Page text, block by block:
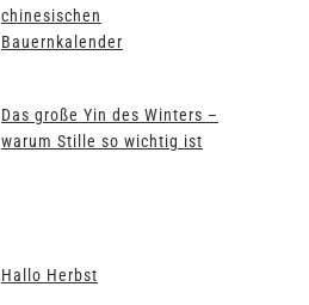
chinesischen
Bauernkalender
Das große Yin des Winters –
warum Stille so wichtig ist
Hallo Herbst